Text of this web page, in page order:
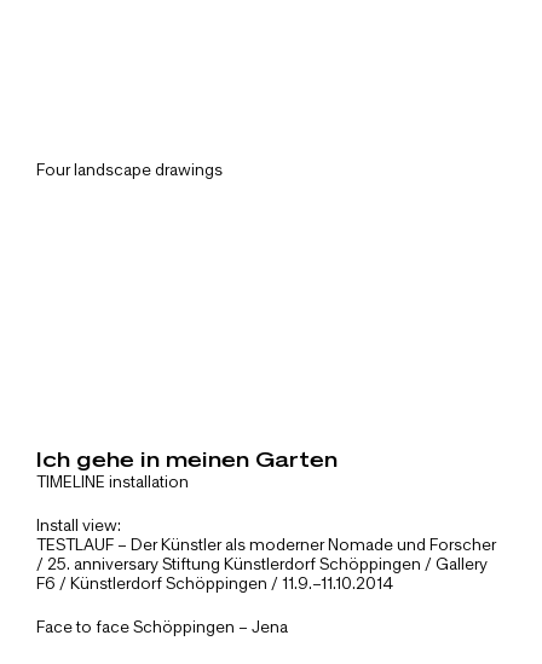
Four landscape drawings
Ich gehe in meinen Garten
TIMELINE installation
Install view:
TESTLAUF – Der Künstler als moderner Nomade und Forscher
/ 25. anniversary Stiftung Künstlerdorf Schöppingen / Gallery
F6 / Künstlerdorf Schöppingen / 11.9.–11.10.2014
Face to face Schöppingen – Jena